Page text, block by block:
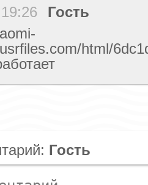
Гость
html/
Гость